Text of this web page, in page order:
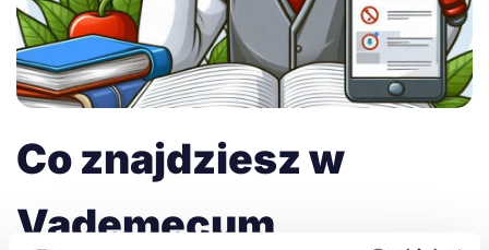
Co znajdziesz w
Vademecum